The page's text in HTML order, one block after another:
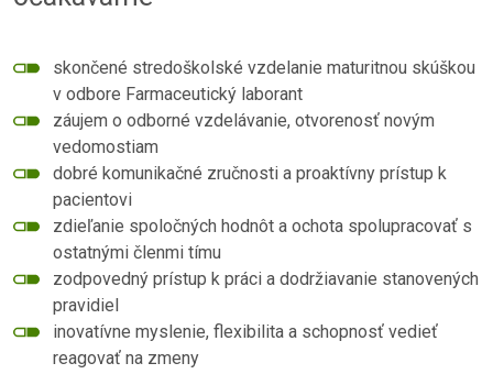
skončené stredoškolské vzdelanie maturitnou skúškou
v odbore Farmaceutický laborant
záujem o odborné vzdelávanie, otvorenosť novým
vedomostiam
dobré komunikačné zručnosti a proaktívny prístup k
pacientovi
zdieľanie spoločných hodnôt a ochota spolupracovať s
ostatnými členmi tímu
zodpovedný prístup k práci a dodržiavanie stanovených
pravidiel
inovatívne myslenie, flexibilita a schopnosť vedieť
reagovať na zmeny